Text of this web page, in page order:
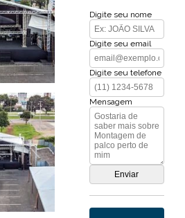
Digite seu nome
Digite seu email
Digite seu telefone
Mensagem